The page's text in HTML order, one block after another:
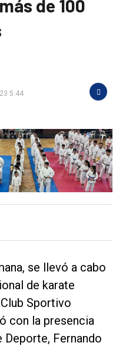
de 100
5:44
se llevó a cabo
de karate
Sportivo
con la presencia
Fernando